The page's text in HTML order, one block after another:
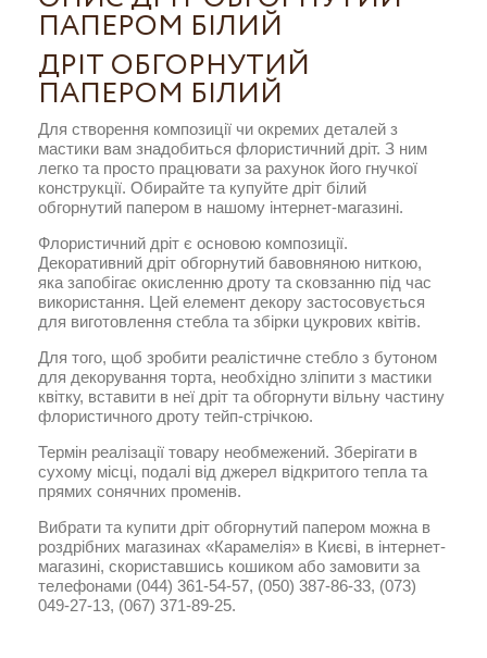
ПАПЕРОМ БІЛИЙ
ДРІТ ОБГОРНУТИЙ
ПАПЕРОМ БІЛИЙ
Для створення композиції чи окремих деталей з
мастики вам знадобиться флористичний дріт. З ним
легко та просто працювати за рахунок його гнучкої
конструкції. Обирайте та купуйте дріт білий
обгорнутий папером в нашому інтернет-магазині.
Флористичний дріт є основою композиції.
Декоративний дріт обгорнутий бавовняною ниткою,
яка запобігає окисленню дроту та сковзанню під час
використання. Цей елемент декору застосовується
для виготовлення стебла та збірки цукрових квітів.
Для того, щоб зробити реалістичне стебло з бутоном
для декорування торта, необхідно зліпити з мастики
квітку, вставити в неї дріт та обгорнути вільну частину
флористичного дроту тейп-стрічкою.
Термін реалізації товару необмежений. Зберігати в
сухому місці, подалі від джерел відкритого тепла та
прямих сонячних променів.
Вибрати та купити дріт обгорнутий папером можна в
роздрібних магазинах «Карамелія» в Києві, в інтернет-
магазині, скориставшись кошиком або замовити за
телефонами (044) 361-54-57, (050) 387-86-33, (073)
049-27-13, (067) 371-89-25.